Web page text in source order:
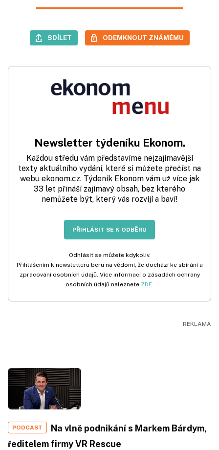
SDÍLET ODEMKNOUT ZNÁMÉMU
Newsletter týdeníku Ekonom.
Každou středu vám představíme nejzajímavější
texty aktuálního vydání, které si můžete přečíst na
webu ekonom.cz. Týdeník Ekonom vám už více jak
33 let přináší zajímavý obsah, bez kterého
nemůžete být, který vás rozvíjí a baví!
PŘIHLÁSIT SE K ODBĚRU
Odhlásit se můžete kdykoliv.
Přihlášením k newsletteru beru na vědomí, že dochází ke sbírání a
zpracování osobních údajů. Více informací o zásadách ochrany
osobních údajů naleznete ZDE.
PODCAST
Na vlně podnikání s Markem Bárdym,
ředitelem firmy VR Rescue